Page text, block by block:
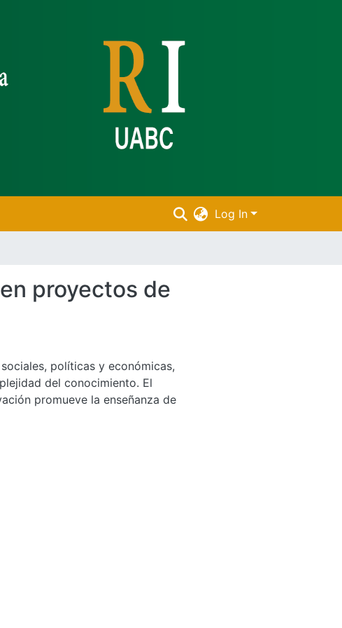
Log In
proyectos de
políticas y económicas,
del conocimiento. El
promueve la enseñanza de